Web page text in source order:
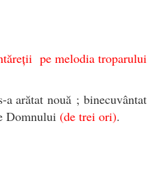
pe melodia troparului
arătat nouă ; binecuvântat
Domnului (de trei ori).